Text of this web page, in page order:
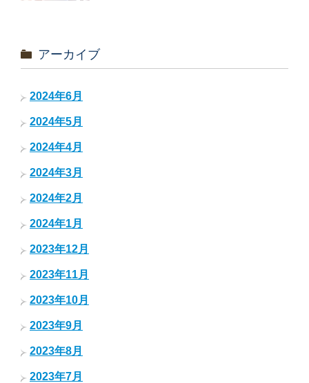
アーカイブ
2024年6月
2024年5月
2024年4月
2024年3月
2024年2月
2024年1月
2023年12月
2023年11月
2023年10月
2023年9月
2023年8月
2023年7月